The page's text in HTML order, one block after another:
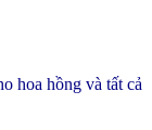
hoa hồng và tất cả